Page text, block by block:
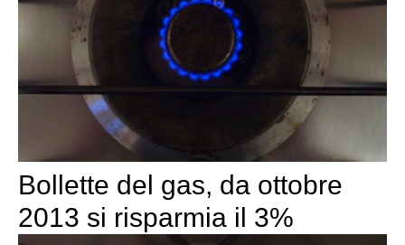
Bollette del gas, da ottobre
2013 si risparmia il 3%